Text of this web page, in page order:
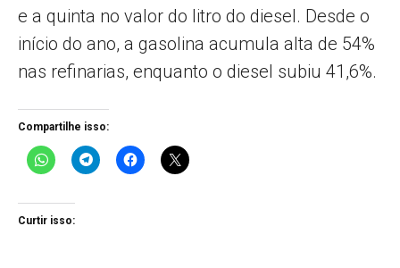
e a quinta no valor do litro do diesel. Desde o
início do ano, a gasolina acumula alta de 54%
nas refinarias, enquanto o diesel subiu 41,6%.
Compartilhe isso:
Curtir isso: